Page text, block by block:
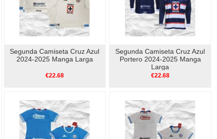
Segunda Camiseta Cruz Azul
2024-2025 Manga Larga
€22.68
Segunda Camiseta Cruz Azul
Portero 2024-2025 Manga
Larga
€22.68